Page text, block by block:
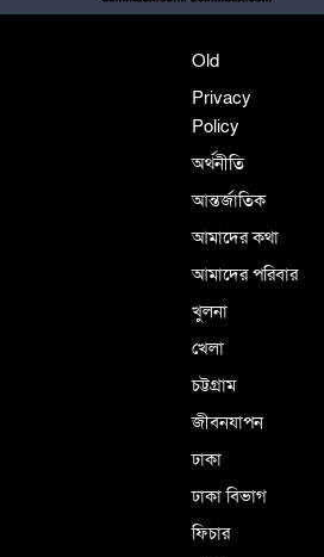
Old
Privacy
Policy
অর্থনীতি
আন্তর্জাতিক
আমাদের কথা
আমাদের পরিবার
খুলনা
খেলা
চট্টগ্রাম
জীবনযাপন
ঢাকা
ঢাকা বিভাগ
ফিচার